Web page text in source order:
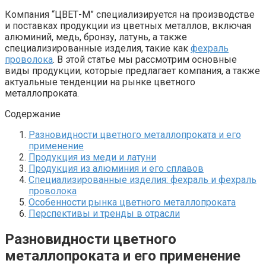
Компания “ЦВЕТ-М” специализируется на производстве
и поставках продукции из цветных металлов, включая
алюминий, медь, бронзу, латунь, а также
специализированные изделия, такие как фехраль
проволока. В этой статье мы рассмотрим основные
виды продукции, которые предлагает компания, а также
актуальные тенденции на рынке цветного
металлопроката.
Содержание
Разновидности цветного металлопроката и его
применение
Продукция из меди и латуни
Продукция из алюминия и его сплавов
Специализированные изделия: фехраль и фехраль
проволока
Особенности рынка цветного металлопроката
Перспективы и тренды в отрасли
Разновидности цветного
металлопроката и его применение